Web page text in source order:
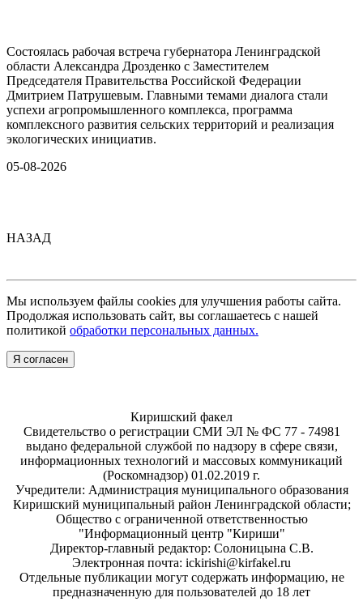
Состоялась рабочая встреча губернатора Ленинградской
области Александра Дрозденко с Заместителем
Председателя Правительства Российской Федерации
Дмитрием Патрушевым. Главными темами диалога стали
успехи агропромышленного комплекса, программа
комплексного развития сельских территорий и реализация
экологических инициатив.
05-08-2026
НАЗАД
Мы используем файлы cookies для улучшения работы сайта.
Продолжая использовать сайт, вы соглашаетесь с нашей
политикой обработки персональных данных.
Я согласен
Киришский факел
Свидетельство о регистрации СМИ ЭЛ № ФС 77 - 74981
выдано федеральной службой по надзору в сфере связи,
информационных технологий и массовых коммуникаций
(Роскомнадзор) 01.02.2019 г.
Учредители: Администрация муниципального образования
Киришский муниципальный район Ленинградской области;
Общество с ограниченной ответственностью
"Информационный центр "Кириши"
Директор-главный редактор: Солоницына С.В.
Электронная почта: ickirishi@kirfakel.ru
Отдельные публикации могут содержать информацию, не
предназначенную для пользователей до 18 лет